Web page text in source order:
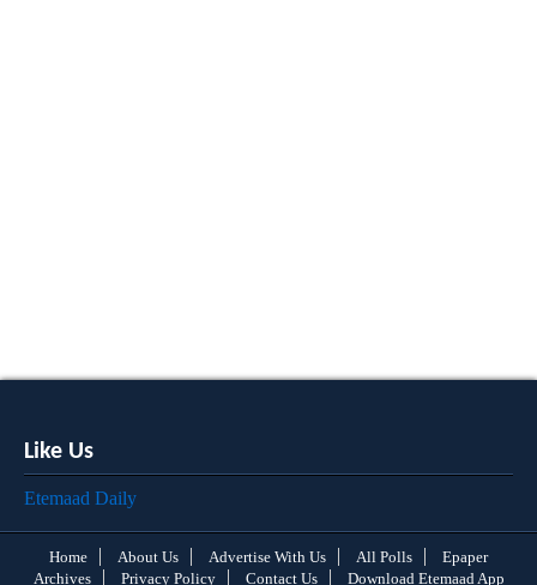
Like Us
Etemaad Daily
Home About Us Advertise With Us All Polls
Epaper
Archives
Privacy Policy Contact Us Download Etemaad App